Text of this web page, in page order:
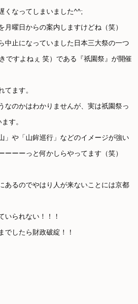
くなってしまいました^^;
月曜日からの案内しますけどね（笑）
中止になっていました日本三大祭の一つ
ですよねぇ 笑）である『祇園祭』が開催
てます。
なのかはわかりませんが、実は祇園祭っ
す。
」や「山鉾巡行」などのイメージが強い
ーーーっと何かしらやってます（笑）
あるのでやはり人が来ないことには京都
いられない！！！
でしたら財政破綻！！